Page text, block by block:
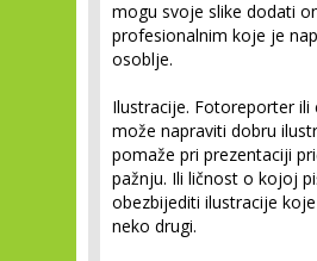
mogu svoje slike dodati
profesionalnim koje je
osoblje.
Ilustracije. Fotoreporter ili
može napraviti dobru
pomaže pri prezentaciji
pažnju. Ili ličnost o kojoj
obezbijediti ilustracije
neko drugi.